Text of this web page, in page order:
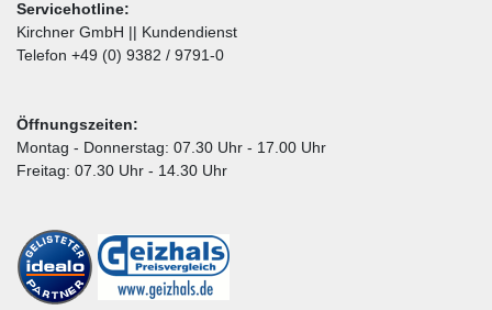
Servicehotline:
Kirchner GmbH || Kundendienst
Telefon +49 (0) 9382 / 9791-0
Öffnungszeiten:
Montag - Donnerstag: 07.30 Uhr - 17.00 Uhr
Freitag: 07.30 Uhr - 14.30 Uhr